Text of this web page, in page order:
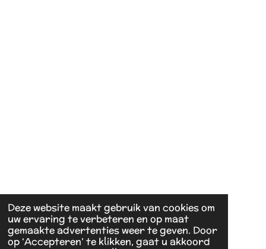
Deze website maakt gebruik van cookies om
uw ervaring te verbeteren en op maat
gemaakte advertenties weer te geven. Door
op ‘Accepteren’ te klikken, gaat u akkoord